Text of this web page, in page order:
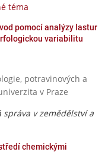
téma
pomocí analýzy lastur
variabilitu
potravinových a
v Praze
správa v zemědělství a
chemickými